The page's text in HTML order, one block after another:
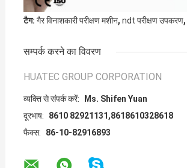
टैग: गैर विनाशकारी परीक्षण मशीन, ndt परीक्षण उपकरण,
सम्पर्क करने का विवरण
HUATEC GROUP CORPORATION
व्यक्ति से संपर्क करें:
Ms. Shifen Yuan
दूरभाष:
8610 82921131,8618610328618
फैक्स:
86-10-82916893